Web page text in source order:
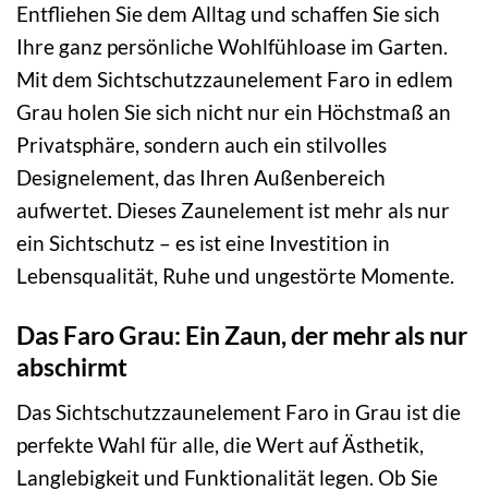
Entfliehen Sie dem Alltag und schaffen Sie sich
Ihre ganz persönliche Wohlfühloase im Garten.
Mit dem Sichtschutzzaunelement Faro in edlem
Grau holen Sie sich nicht nur ein Höchstmaß an
Privatsphäre, sondern auch ein stilvolles
Designelement, das Ihren Außenbereich
aufwertet. Dieses Zaunelement ist mehr als nur
ein Sichtschutz – es ist eine Investition in
Lebensqualität, Ruhe und ungestörte Momente.
Das Faro Grau: Ein Zaun, der mehr als nur
abschirmt
Das Sichtschutzzaunelement Faro in Grau ist die
perfekte Wahl für alle, die Wert auf Ästhetik,
Langlebigkeit und Funktionalität legen. Ob Sie